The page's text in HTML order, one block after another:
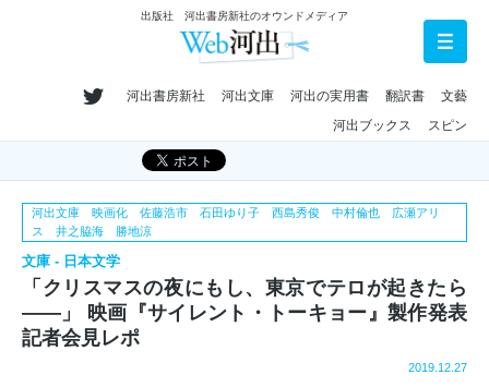
出版社 河出書房新社のオウンドメディア
河出書房新社 河出文庫 河出の実用書 翻訳書
文藝
河出ブックス
スピン
河出文庫 映画化 佐藤浩市 石田ゆり子 西島秀俊 中村倫也 広瀬アリ
ス 井之脇海 勝地涼
文庫 - 日本文学
「クリスマスの夜にもし、東京でテロが起きたら
――」 映画『サイレント・トーキョー』製作発表
記者会見レポ
2019.12.27